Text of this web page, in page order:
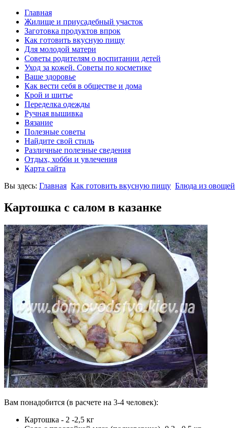
Главная
Жилище и приусадебный участок
Заготовка продуктов впрок
Как готовить вкусную пищу
Для молодой матери
Советы родителям о воспитании детей
Уход за кожей. Советы по косметике
Ваше здоровье
Как вести себя в обществе и дома
Крой и шитье
Переделка одежды
Ручная вышивка
Вязание
Полезные советы
Найдите свой стиль
Различные полезные сведения
Отдых, хобби и увлечения
Карта сайта
Вы здесь: Главная Как готовить вкусную пищу Блюда из овощей
Картошка с салом в казанке
Вам понадобится (в расчете на 3-4 человек):
Картошка - 2 -2,5 кг